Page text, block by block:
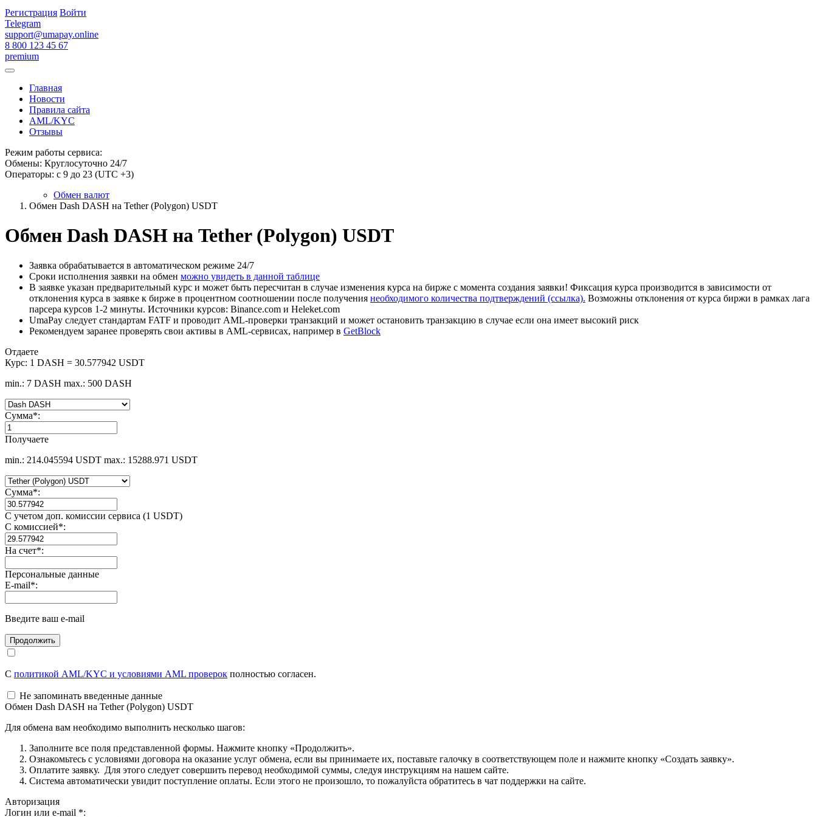
Регистрация Войти
Telegram
support@umapay.online
8 800 123 45 67
premium
Главная
Новости
Правила сайта
AML/KYC
Отзывы
Режим работы сервиса:
Обмены: Круглосуточно 24/7
Операторы: с 9 до 23 (UTC +3)
Обмен валют
Обмен Dash DASH на Tether (Polygon) USDT
Обмен Dash DASH на Tether (Polygon) USDT
Заявка обрабатывается в автоматическом режиме 24/7
Сроки исполнения заявки на обмен можно увидеть в данной таблице
В заявке указан предварительный курс и может быть пересчитан в случае изменения курса на бирже с момента создания заявки! Фиксация курса производится в зависимости от
отклонения курса в заявке к бирже в процентном соотношении после получения необходимого количества подтверждений (ссылка). Возможны отклонения от курса биржи в рамках лага
парсера курсов 1-2 минуты. Источники курсов: Binance.com и Heleket.com
UmaPay следует стандартам FATF и проводит AML-проверки транзакций и может остановить транзакцию в случае если она имеет высокий риск
Рекомендуем заранее проверять свои активы в AML-сервисах, например в GetBlock
Отдаете
Курс: 1 DASH = 30.577942 USDT
min.: 7 DASH max.: 500 DASH
Сумма*:
Получаете
min.: 214.045594 USDT max.: 15288.971 USDT
Сумма*:
С учетом доп. комиссии сервиса (1 USDT)
С комиссией*:
На счет*:
Персональные данные
E-mail*:
Введите ваш e-mail
С политикой AML/KYC и условиями AML проверок полностью согласен.
Не запоминать введенные данные
Обмен Dash DASH на Tether (Polygon) USDT
Для обмена вам необходимо выполнить несколько шагов:
Заполните все поля представленной формы. Нажмите кнопку «Продолжить».
Ознакомьтесь с условиями договора на оказание услуг обмена, если вы принимаете их, поставьте галочку в соответствующем поле и нажмите кнопку «Создать заявку».
Оплатите заявку. Для этого следует совершить перевод необходимой суммы, следуя инструкциям на нашем сайте.
Система автоматически увидит поступление оплаты. Если этого не произошло, то пожалуйста обратитесь в чат поддержки на сайте.
Авторизация
Логин или e-mail *: